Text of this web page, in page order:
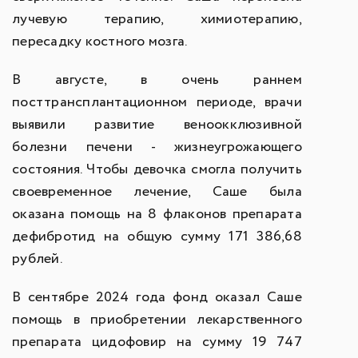
лучевую терапию, химиотерапию,
пересадку костного мозга.
В августе, в очень раннем
посттрансплантационном периоде, врачи
выявили развитие веноокклюзивной
болезни печени - жизнеугрожающего
состояния. Чтобы девочка смогла получить
своевременное лечение, Саше была
оказана помощь на 8 флаконов препарата
дефибротид на общую сумму 171 386,68
рублей.
В сентябре 2024 года фонд оказал Саше
помощь в приобретении лекарственного
препарата цидофовир на сумму 19 747